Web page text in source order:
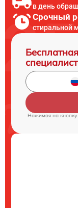
в день
Срочный
стиральной
Нажимая на